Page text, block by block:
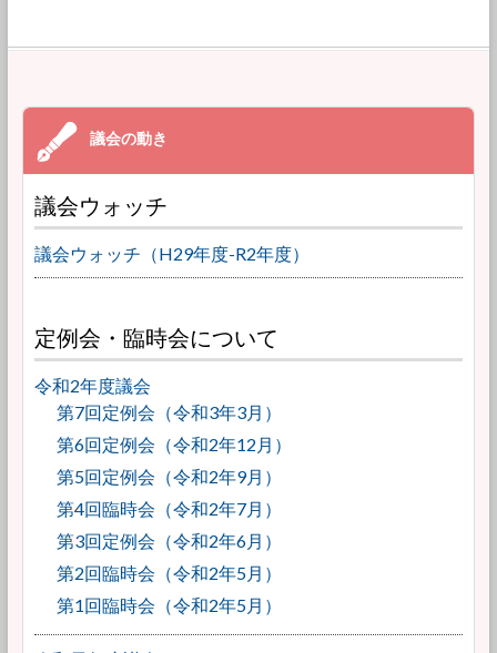
議会ウォッチ
議会ウォッチ（H29年度-R2年度）
定例会・臨時会について
令和2年度議会
第7回定例会（令和3年3月）
第6回定例会（令和2年12月）
第5回定例会（令和2年9月）
第4回臨時会（令和2年7月）
第3回定例会（令和2年6月）
第2回臨時会（令和2年5月）
第1回臨時会（令和2年5月）